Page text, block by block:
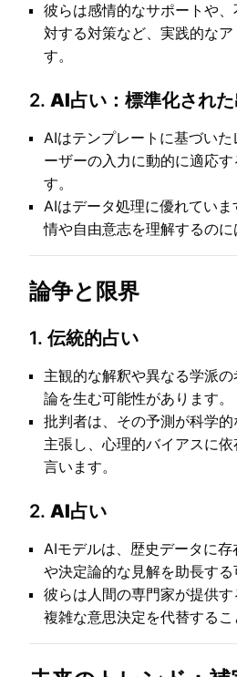
彼らは感情的なサポートや
対する対策など、実践的な
す。
2. AI占い：標準化され
AIはテンプレートに基づい
ーザーの入力に動的に適応
す。
AIはデータ処理に優れてい
情や自由意志を理解するのに
論争と限界
1.伝統的占い
主観的な解釈や異なる学派
論を生む可能性があります。
批判者は、その予測が科学
主張し、心理的バイアスに
言います。
2. AI占い
AIモデルは、歴史データに
や決定論的な見解を助長する
彼らは人間の専門家が提供
複雑な意思決定を代替するこ